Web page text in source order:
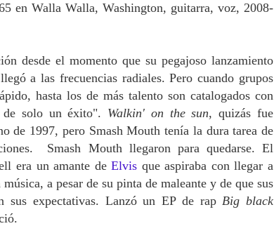
en Walla Walla, Washington, guitarra, voz, 2008-
desde el momento que su pegajoso lanzamiento
a las frecuencias radiales. Pero cuando grupos
hasta los de más talento son catalogados con
de solo un éxito". Walkin' on the sun, quizás fue
de 1997, pero Smash Mouth tenía la dura tarea de
Smash Mouth llegaron para quedarse. El
era un amante deElvis que aspiraba con llegar a
a pesar de su pinta de maleante y de que sus
sus expectativas. Lanzó un EP de rapBig black